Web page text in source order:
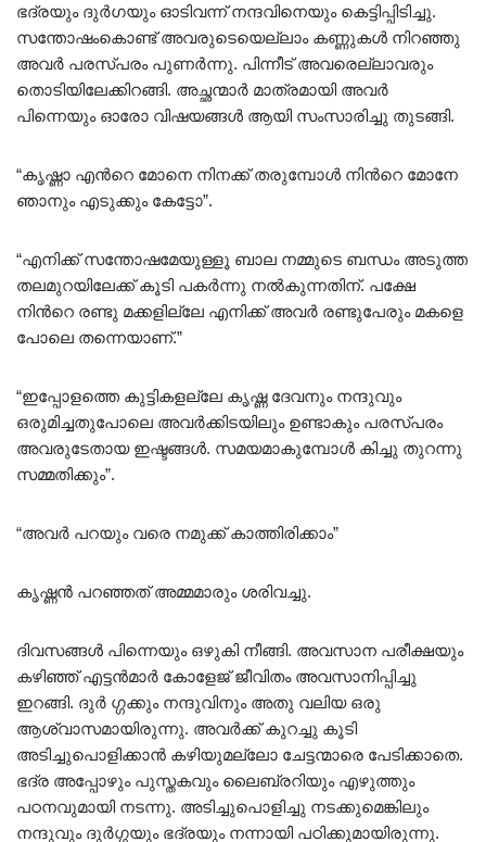
ഭദ്രയും ദുർഗയും ഓടിവന്ന് നന്ദവിനെയും കെട്ടിപ്പിടിച്ചു.
സന്തോഷംകൊണ്ട് അവരുടെയെല്ലാം കണ്ണുകൾ നിറഞ്ഞു
അവർ പരസ്പരം പുണർന്നു. പിന്നീട് അവരെല്ലാവരും
തൊടിയിലേക്കിറങ്ങി. അച്ഛന്മാർ മാത്രമായി അവർ
പിന്നെയും ഓരോ വിഷയങ്ങൾ ആയി സംസാരിച്ചു തുടങ്ങി.
“കൃഷ്ണാ എൻറെ മോനെ നിനക്ക് തരുമ്പോൾ നിൻറെ മോനേ
ഞാനും എടുക്കും കേട്ടോ”.
“എനിക്ക് സന്തോഷമേയുള്ളൂ ബാല നമ്മുടെ ബന്ധം അടുത്ത
തലമുറയിലേക്ക് കൂടി പകർന്നു നൽകുന്നതിന്. പക്ഷേ
നിൻറെ രണ്ടു മക്കളില്ലേ എനിക്ക് അവർ രണ്ടുപേരും മകളെ
പോലെ തന്നെയാണ്.”
“ഇപ്പോളത്തെ കുട്ടികളല്ലേ കൃഷ്ണ ദേവനും നന്ദുവും
ഒരുമിച്ചതുപോലെ അവർക്കിടയിലും ഉണ്ടാകും പരസ്പരം
അവരുടേതായ ഇഷ്ടങ്ങൾ. സമയമാകുമ്പോൾ കിച്ചു തുറന്നു
സമ്മതിക്കും”.
“അവർ പറയും വരെ നമുക്ക് കാത്തിരിക്കാം”
കൃഷ്ണൻ പറഞ്ഞത് അമ്മമാരും ശരിവച്ചു.
ദിവസങ്ങൾ പിന്നെയും ഒഴുകി നീങ്ങി. അവസാന പരീക്ഷയും
കഴിഞ്ഞ് എട്ടൻമാർ കോളേജ് ജീവിതം അവസാനിപ്പിച്ചു
ഇറങ്ങി. ദുർ ഗ്ഗക്കും നന്ദുവിനും അതു വലിയ ഒരു
ആശ്വാസമായിരുന്നു. അവർക്ക് കുറച്ചു കൂടി
അടിച്ചുപൊളിക്കാൻ കഴിയുമല്ലോ ചേട്ടന്മാരെ പേടിക്കാതെ.
ഭദ്ര അപ്പോഴും പുസ്തകവും ലൈബ്രറിയും എഴുത്തും
പഠനവുമായി നടന്നു. അടിച്ചുപൊളിച്ചു നടക്കുമെങ്കിലും
നന്ദുവും ദുർഗ്ഗയും ഭദ്രയും നന്നായി പഠിക്കുമായിരുന്നു.